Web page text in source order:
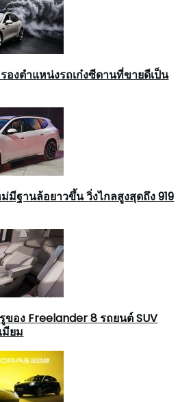
องตำแหน่งรถเก๋งซีดานที่ขายดีเป็น
มีฐานล้อยาวขึ้น วิ่งไกลสูงสุดถึง 919
ของ Freelander 8 รถยนต์ SUV
มียม